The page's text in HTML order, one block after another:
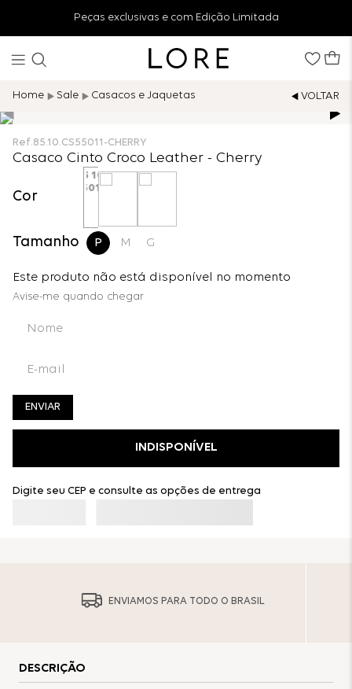
Peças exclusivas e com Edição Limitada
Sale Casacos e Jaquetas
Ref.85.10.CS55011-CHERRY
Casaco Cinto Croco Leather - Cherry
Cor
Tamanho P M G
Este produto não está disponível no momento
ENVIAR
INDISPONÍVEL
Digite seu CEP e consulte as opções de entrega
ENVIAMOS PARA TODO O BRASIL
DESCRIÇÃO